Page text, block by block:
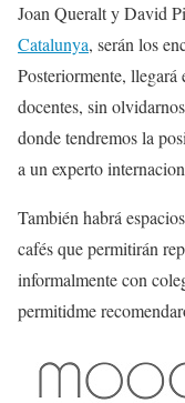
Joan Queralt y David
Catalunya, serán los
Posteriormente,
docentes, sin
donde tendremos la
a un experto
También habrá
cafés que permitirán
informalmente con
permitidme